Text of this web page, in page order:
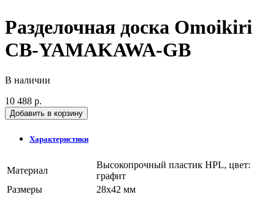
Разделочная доска Omoikiri
CB-YAMAKAWA-GB
В наличии
10 488 р.
Добавить в корзину
Характеристики
Материал
Высокопрочный пластик HPL, цвет:
графит
Размеры
28x42 мм